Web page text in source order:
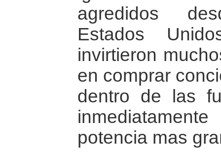
agredidos
Estados
invirtieron
en comprar
dentro de las
potencia mas